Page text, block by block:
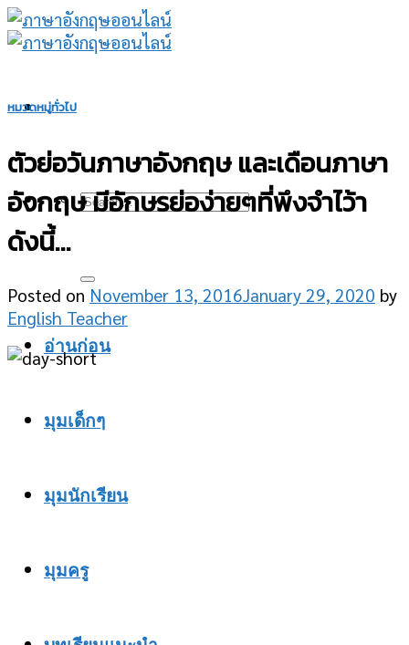
Skip
to
อ่านก่อน
มุมเด็กๆ
มุมนักเรียน
มุมครู
หมวดหมู่ทั่วไป
ตัวย่อวันภาษาอังกฤษ และเดือนภาษา
อังกฤษ มีอักษรย่อง่ายๆที่พึงจำไว้า
ดังนี้…
Posted on November 13, 2016 January 29, 2020 by
English Teacher